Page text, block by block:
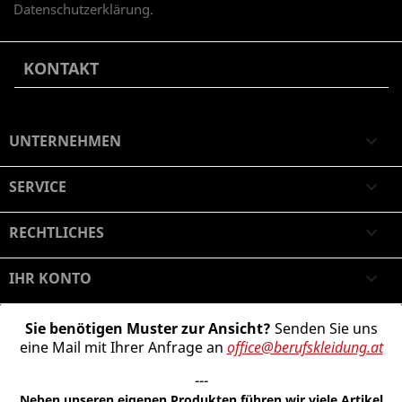
Datenschutzerklärung.
KONTAKT
UNTERNEHMEN 
SERVICE 
RECHTLICHES 
IHR KONTO 
Sie benötigen Muster zur Ansicht? Senden Sie uns
eine Mail mit Ihrer Anfrage an office@berufskleidung.at
---